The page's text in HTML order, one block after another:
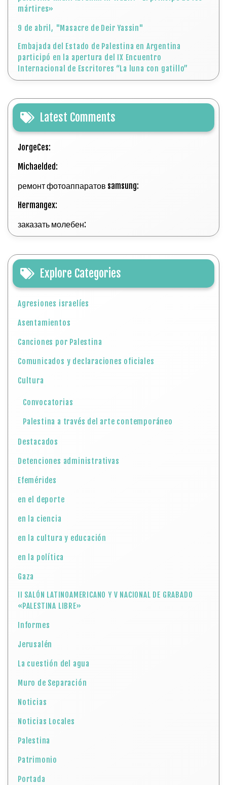
mártires»
9 de abril, "Masacre de Deir Yassin"
Embajada del Estado de Palestina en Argentina
participó en la apertura del IX Encuentro
Internacional de Escritores “La luna con gatillo”
Latest Comments
JorgeCes:
Michaelded:
ремонт фотоаппаратов samsung:
Hermangex:
заказать молебен:
Explore Categories
Agresiones israelíes
Asentamientos
Canciones por Palestina
Comunicados y declaraciones oficiales
Cultura
Convocatorias
Palestina a través del arte contemporáneo
Destacados
Detenciones administrativas
Efemérides
en el deporte
en la ciencia
en la cultura y educación
en la política
Gaza
II SALÓN LATINOAMERICANO Y V NACIONAL DE GRABADO
«PALESTINA LIBRE»
Informes
Jerusalén
La cuestión del agua
Muro de Separación
Noticias
Noticias Locales
Palestina
Patrimonio
Portada